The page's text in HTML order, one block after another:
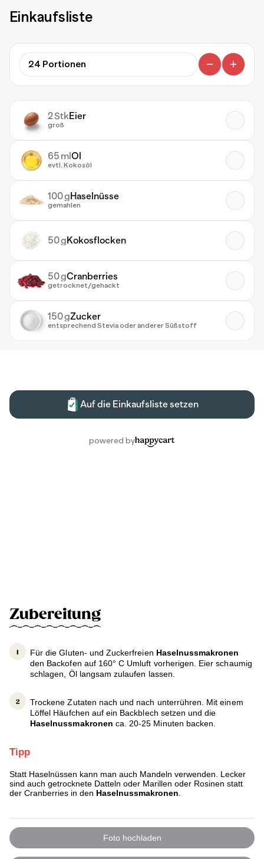
Zubereitung
Für die Gluten- und Zuckerfreien Haselnussmakronen
den Backofen auf 160° C Umluft vorherigen. Eier schaumig
schlagen, Öl langsam zulaufen lassen.
Trockene Zutaten nach und nach unterrühren. Mit einem
Löffel Häufchen auf ein Backblech setzen und die
Haselnussmakronen ca. 20-25 Minuten backen.
Tipp
Statt Haselnüssen kann man auch Mandeln verwenden. Lecker
sind auch getrocknete Datteln oder Marillen oder Rosinen statt
der Cranberries in den Haselnussmakronen.
Foto hochladen